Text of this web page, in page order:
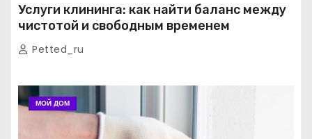
Услуги клининга: как найти баланс между
чистотой и свободным временем
Petted_ru
МОЙ ДОМ